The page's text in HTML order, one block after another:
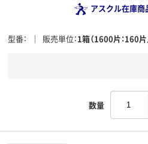
アスクル在庫商
型番 販売単位 1箱（1600片：160
数量